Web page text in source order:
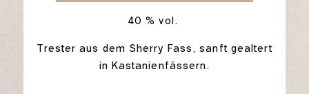
40 % vol.
Trester aus dem Sherry Fass, sanft gealtert
in Kastanienfässern.